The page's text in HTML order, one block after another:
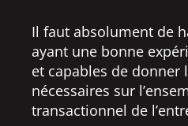
Il faut absolument de
ayant une bonne
et capables de
nécessaires sur
transactionnel de